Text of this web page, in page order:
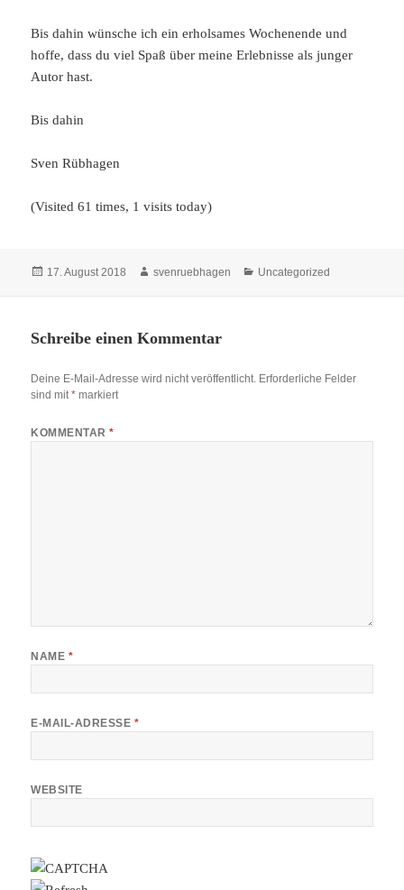
Bis dahin wünsche ich ein erholsames Wochenende und
hoffe, dass du viel Spaß über meine Erlebnisse als junger
Autor hast.
Bis dahin
Sven Rübhagen
(Visited 61 times, 1 visits today)
Veröffentlicht
17. August 2018 Autor
svenruebhagen Kategorien
Uncategorized
Schreibe einen Kommentar
Deine E-Mail-Adresse wird nicht veröffentlicht. Erforderliche Felder
sind mit* markiert
KOMMENTAR*
NAME *
E-MAIL-ADRESSE *
WEBSITE